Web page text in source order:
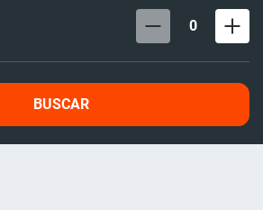
0
BUSCAR